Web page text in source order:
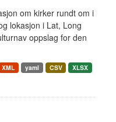
om kirker rundt om i
lokasjon i Lat, Long
oppslag for den
XML yaml CSV
XLSX